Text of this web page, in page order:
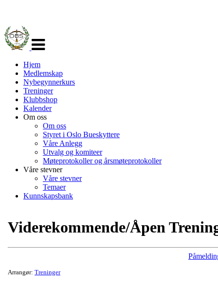
navigasjon
Hjem
Medlemskap
Nybegynnerkurs
Treninger
Klubbshop
Kalender
Om oss
Om oss
Styret i Oslo Bueskyttere
Våre Anlegg
Utvalg og komiteer
Møteprotokoller og årsmøteprotokoller
Våre stevner
Våre stevner
Temaer
Kunnskapsbank
Viderekommende/Åpen
Arrangør: Treninger